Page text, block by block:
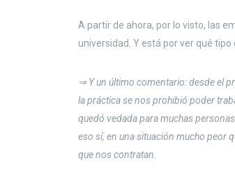
A partir de ahora, por lo visto, las
universidad. Y está por ver qué
⇒ Y un último comentario: desde el
la práctica se nos prohibió poder
quedó vedada para muchas
eso sí, en una situación mucho peor
que nos contratan.